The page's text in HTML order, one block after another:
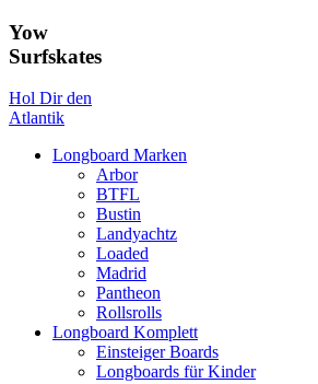
Yow
Surfskates
Hol Dir den
Atlantik
Longboard Marken
Arbor
BTFL
Bustin
Landyachtz
Loaded
Madrid
Pantheon
Rollsrolls
Longboard Komplett
Einsteiger Boards
Longboards für Kinder